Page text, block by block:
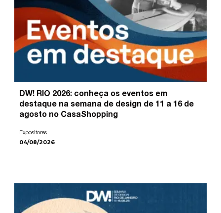
DW! RIO 2026: conheça os eventos em
destaque na semana de design de 11 a 16 de
agosto no CasaShopping
Expositores
04/08/2026